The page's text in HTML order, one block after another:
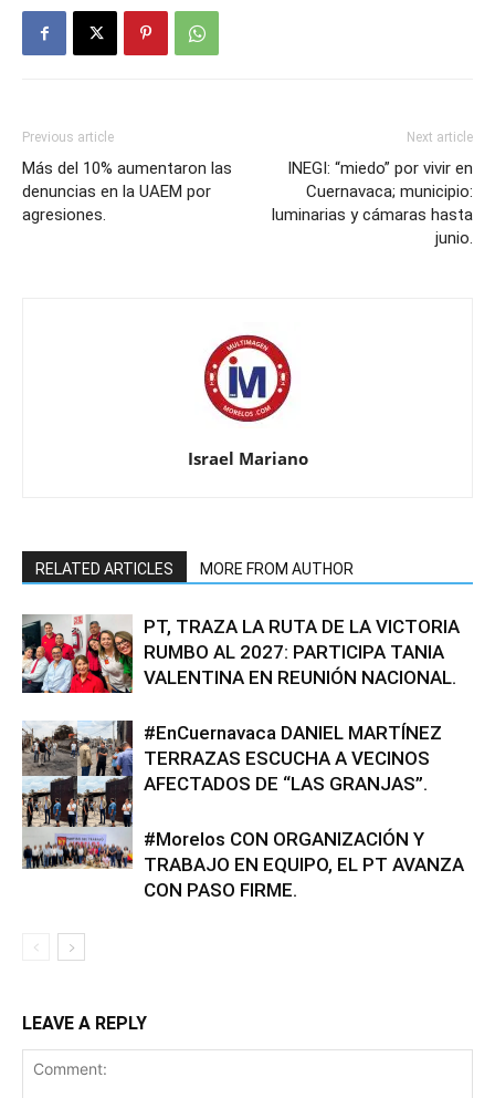
Previous article
Más del 10% aumentaron las
denuncias en la UAEM por
agresiones.
Next article
INEGI: “miedo” por vivir en
Cuernavaca; municipio:
luminarias y cámaras hasta
junio.
Israel Mariano
RELATED ARTICLES MORE FROM AUTHOR
PT, TRAZA LA RUTA DE LA VICTORIA
RUMBO AL 2027: PARTICIPA TANIA
VALENTINA EN REUNIÓN NACIONAL.
#EnCuernavaca DANIEL MARTÍNEZ
TERRAZAS ESCUCHA A VECINOS
AFECTADOS DE “LAS GRANJAS”.
#Morelos CON ORGANIZACIÓN Y
TRABAJO EN EQUIPO, EL PT AVANZA
CON PASO FIRME.
LEAVE A REPLY